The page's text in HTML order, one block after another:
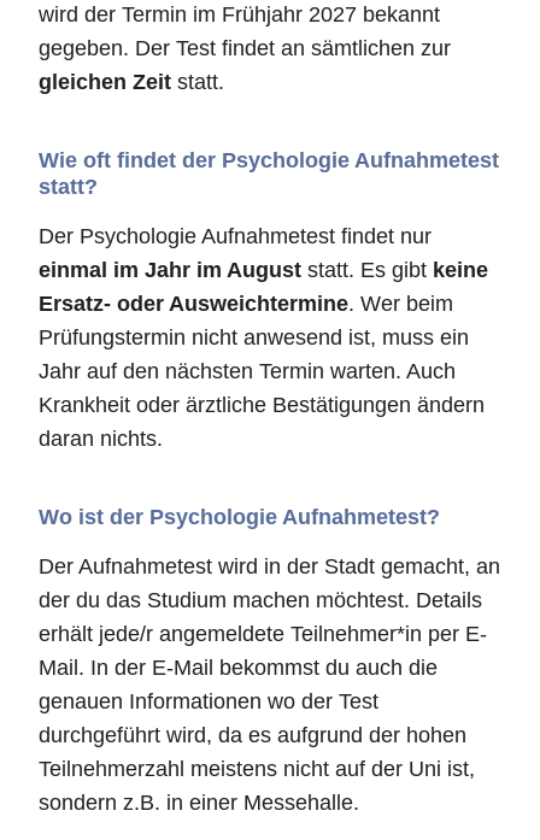
wird der Termin im Frühjahr 2027 bekannt
gegeben. Der Test findet an sämtlichen zur
gleichen Zeit statt.
Wie oft findet der Psychologie Aufnahmetest
statt?
Der Psychologie Aufnahmetest findet nur
einmal im Jahr im August statt. Es gibt keine
Ersatz- oder Ausweichtermine. Wer beim
Prüfungstermin nicht anwesend ist, muss ein
Jahr auf den nächsten Termin warten. Auch
Krankheit oder ärztliche Bestätigungen ändern
daran nichts.
Wo ist der Psychologie Aufnahmetest?
Der Aufnahmetest wird in der Stadt gemacht, an
der du das Studium machen möchtest. Details
erhält jede/r angemeldete Teilnehmer*in per E-
Mail. In der E-Mail bekommst du auch die
genauen Informationen wo der Test
durchgeführt wird, da es aufgrund der hohen
Teilnehmerzahl meistens nicht auf der Uni ist,
sondern z.B. in einer Messehalle.